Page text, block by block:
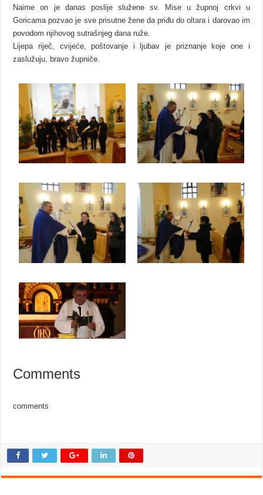
Naime on je danas poslije služene sv. Mise u župnoj crkvi u
Goricama pozvao je sve prisutne žene da priđu do oltara i darovao im
povodom njihovog sutrašnjeg dana ruže.
Lijepa riječ, cvijeće, poštovanje i ljubav je priznanje koje one i
zaslužuju, bravo župniče.
Comments
comments